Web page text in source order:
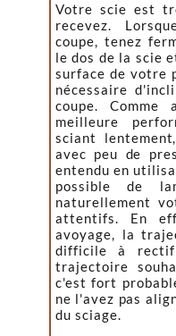
Votre scie est
recevez.
coupe, tenez
le dos de la scie
surface de votre
nécessaire
coupe.
meilleure
sciant
avec peu de
entendu en
possible de
naturellement
attentifs. En
avoyage, la
difficile à
trajectoire
c'est fort
ne l'avez pas
du sciage.